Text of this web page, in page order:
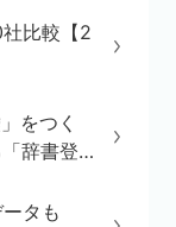
比較【2
をつく
辞書登
タも